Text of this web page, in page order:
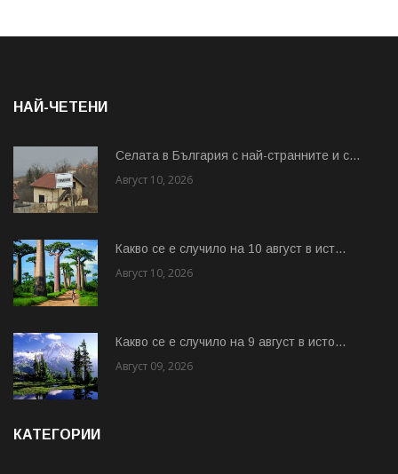
НАЙ-ЧЕТЕНИ
Cелата в България с най-странните и с...
Август 10, 2026
Какво се е случило на 10 август в ист...
Август 10, 2026
Какво се е случило на 9 август в исто...
Август 09, 2026
КАТЕГОРИИ